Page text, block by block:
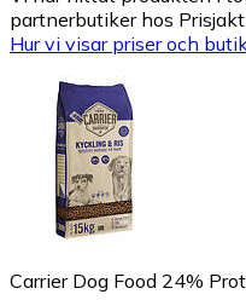
partnerbutiker hos
Hur vi visar priser och
Carrier Dog Food 24%